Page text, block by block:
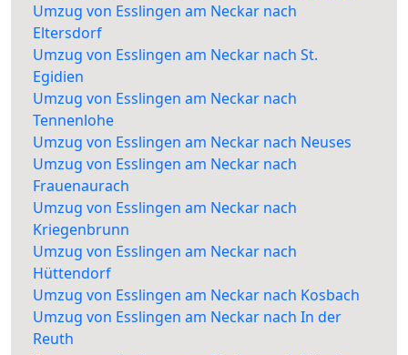
Umzug von Esslingen am Neckar nach
Eltersdorf
Umzug von Esslingen am Neckar nach St.
Egidien
Umzug von Esslingen am Neckar nach
Tennenlohe
Umzug von Esslingen am Neckar nach Neuses
Umzug von Esslingen am Neckar nach
Frauenaurach
Umzug von Esslingen am Neckar nach
Kriegenbrunn
Umzug von Esslingen am Neckar nach
Hüttendorf
Umzug von Esslingen am Neckar nach Kosbach
Umzug von Esslingen am Neckar nach In der
Reuth